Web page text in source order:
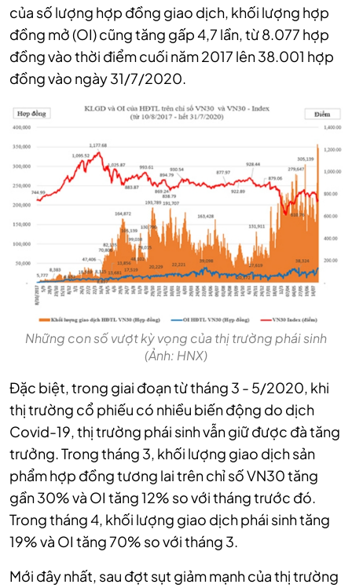
của số lượng hợp đồng giao dịch, khối lượng hợp
đồng mở (OI) cũng tăng gấp 4,7 lần, từ 8.077 hợp
đồng vào thời điểm cuối năm 2017 lên 38.001 hợp
đồng vào ngày 31/7/2020.
Những con số vượt kỳ vọng của thị trường phái sinh
(Ảnh: HNX)
Đặc biệt, trong giai đoạn từ tháng 3 - 5/2020, khi
thị trường cổ phiếu có nhiều biến động do dịch
Covid-19, thị trường phái sinh vẫn giữ được đà tăng
trưởng. Trong tháng 3, khối lượng giao dịch sản
phẩm hợp đồng tương lai trên chỉ số VN30 tăng
gần 30% và OI tăng 12% so với tháng trước đó.
Trong tháng 4, khối lượng giao dịch phái sinh tăng
19% và OI tăng 70% so với tháng 3.
Mới đây nhất, sau đợt sụt giảm mạnh của thị trường